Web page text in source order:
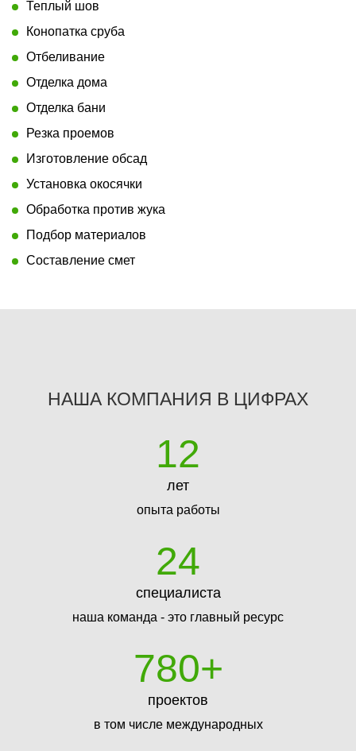
Теплый шов
Конопатка сруба
Отбеливание
Отделка дома
Отделка бани
Резка проемов
Изготовление обсад
Установка окосячки
Обработка против жука
Подбор материалов
Составление смет
НАША КОМПАНИЯ В ЦИФРАХ
12
лет
опыта работы
24
специалиста
наша команда - это главный ресурс
780+
проектов
в том числе международных